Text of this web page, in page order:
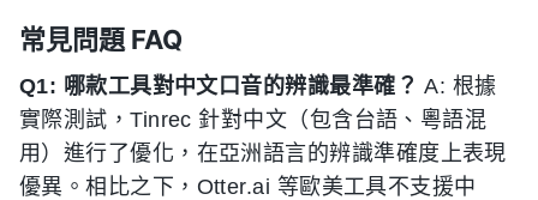
常見問題 FAQ
Q1: 哪款工具對中文口音的辨識最準確？ A: 根據
實際測試，Tinrec 針對中文（包含台語、粵語混
用）進行了優化，在亞洲語言的辨識準確度上表現
優異。相比之下，Otter.ai 等歐美工具不支援中